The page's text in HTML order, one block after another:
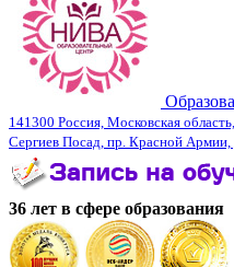
141300 Россия, Московская область,
Сергиев Посад, пр. Красной Армии,
36 лет в сфере образования